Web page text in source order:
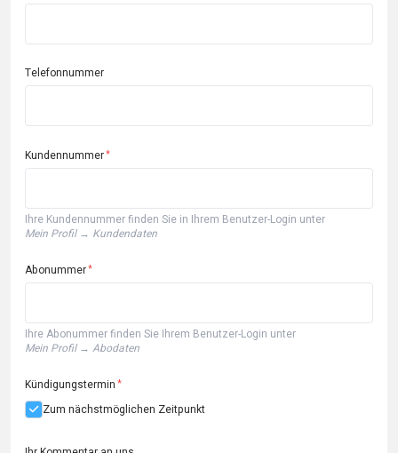
Telefonnummer
Kundennummer
Ihre Kundennummer finden Sie in Ihrem Benutzer-Login unter
Mein Profil→ Kundendaten
Abonummer
Ihre Abonummer finden Sie Ihrem Benutzer-Login unter
Mein Profil→ Abodaten
Kündigungstermin
Zum nächstmöglichen Zeitpunkt